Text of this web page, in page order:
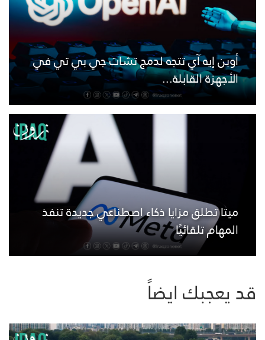
أوبن إيه آي تتجه لدمج تشات جي بي تي في
الأجهزة القابلة...
ميتا تطلق مزايا ذكاء اصطناعي جديدة تنفذ
المهام تلقائيًا
قد يعجبك ايضاً